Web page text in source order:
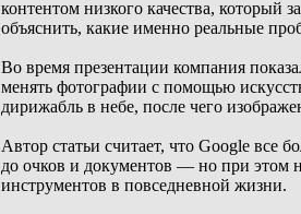
контентом низкого качества, который
объяснить, какие именно реальные
Во время презентации компания
менять фотографии с помощью
дирижабль в небе, после чего
Автор статьи считает, что Google
до очков и документов — но при этом
инструментов в повседневной жизни.